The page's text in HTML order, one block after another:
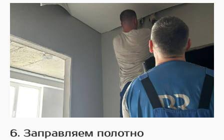
6. Заправляем полотно